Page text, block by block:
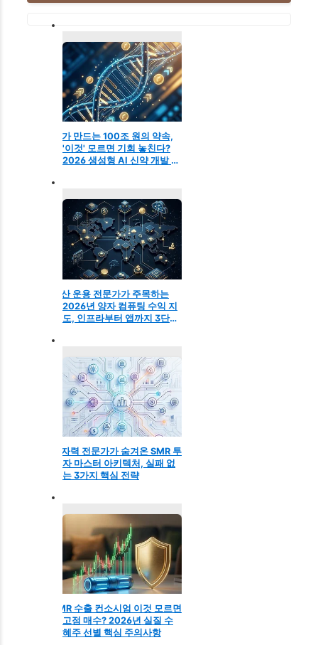
AI가 만드는 100조 원의 약속,
'이것' 모르면 기회 놓친다?
2026 생성형 AI 신약 개발 투
자산 운용 전문가가 주목하는
2026년 양자 컴퓨팅 수익 지
도, 인프라부터 앱까지 3단계
원자력 전문가가 숨겨온 SMR 투
자 마스터 아키텍처, 실패 없
는 3가지 핵심 전략
SMR 수출 컨소시엄 이것 모르면
고점 매수? 2026년 실질 수
혜주 선별 핵심 주의사항